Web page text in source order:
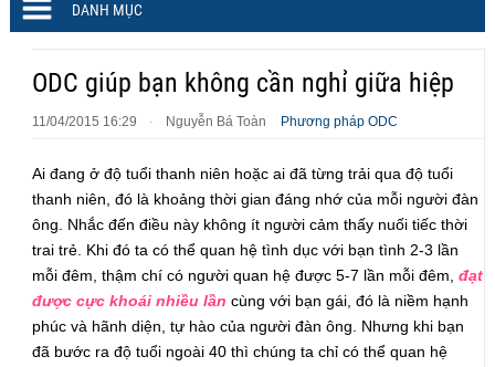
DANH MỤC
ODC giúp bạn không cần nghỉ giữa hiệp
11/04/2015 16:29 · Nguyễn Bá Toàn Phương pháp ODC
Ai đang ở độ tuổi thanh niên hoặc ai đã từng trải qua độ tuổi
thanh niên, đó là khoảng thời gian đáng nhớ của mỗi người đàn
ông. Nhắc đến điều này không ít người cảm thấy nuối tiếc thời
trai trẻ. Khi đó ta có thể quan hệ tình dục với bạn tình 2-3 lần
mỗi đêm, thậm chí có người quan hệ được 5-7 lần mỗi đêm, đạt
được cực khoái nhiều lần cùng với bạn gái, đó là niềm hạnh
phúc và hãnh diện, tự hào của người đàn ông. Nhưng khi bạn
đã bước ra độ tuổi ngoài 40 thì chúng ta chỉ có thể quan hệ